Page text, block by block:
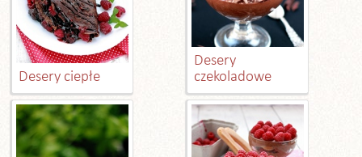
Desery ciepłe
Desery
czekoladowe